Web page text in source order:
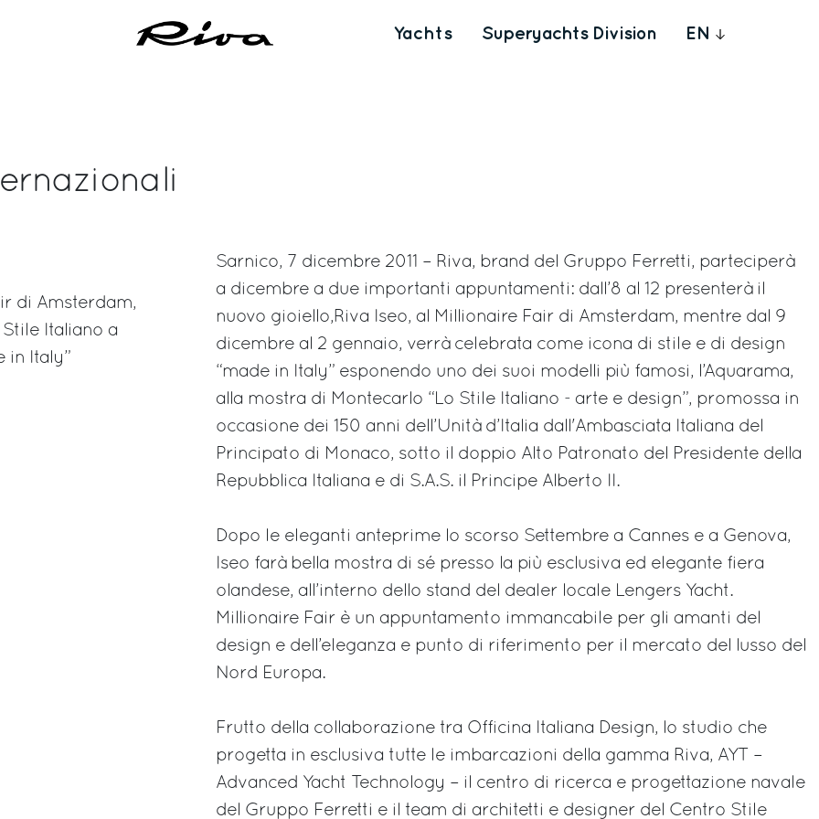
Yachts Superyachts Division EN
di Amsterdam,
Italiano a
in Italy”
Sarnico, 7 dicembre 2011 – Riva, brand del Gruppo Ferretti, parteciperà
a dicembre a due importanti appuntamenti: dall’8 al 12 presenterà il
nuovo gioiello,Riva Iseo, al Millionaire Fair di Amsterdam, mentre dal 9
dicembre al 2 gennaio, verrà celebrata come icona di stile e di design
“made in Italy” esponendo uno dei suoi modelli più famosi, l’Aquarama,
alla mostra di Montecarlo “Lo Stile Italiano - arte e design”, promossa in
occasione dei 150 anni dell’Unità d’Italia dall'Ambasciata Italiana del
Principato di Monaco, sotto il doppio Alto Patronato del Presidente della
Repubblica Italiana e di S.A.S. il Principe Alberto II.
Dopo le eleganti anteprime lo scorso Settembre a Cannes e a Genova,
Iseo farà bella mostra di sé presso la più esclusiva ed elegante fiera
olandese, all’interno dello stand del dealer locale Lengers Yacht.
Millionaire Fair è un appuntamento immancabile per gli amanti del
design e dell’eleganza e punto di riferimento per il mercato del lusso del
Nord Europa.
Frutto della collaborazione tra Officina Italiana Design, lo studio che
progetta in esclusiva tutte le imbarcazioni della gamma Riva, AYT –
Advanced Yacht Technology – il centro di ricerca e progettazione navale
del Gruppo Ferretti e il team di architetti e designer del Centro Stile